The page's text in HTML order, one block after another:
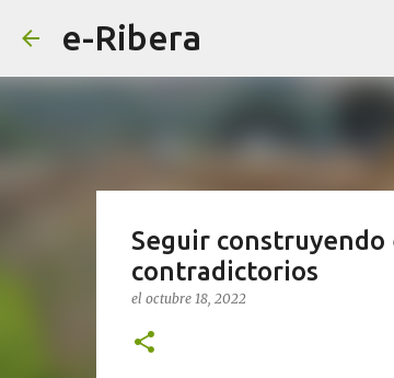
e-Ribera
Seguir
contradictorios
el octubre 18, 2022